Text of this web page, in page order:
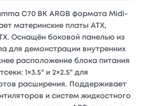
C70 BK ARGB формата Midi-
материнские платы ATX,
Оснащён боковой панелью из
для демонстрации внутренних
расположение блока питания
1×3.5" и 2×2.5" для
расширения. Поддерживает
и систем жидкостного